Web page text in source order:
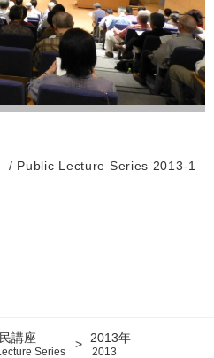
/ Public Lecture Series 2013-1
講座
Series
2013年
2013